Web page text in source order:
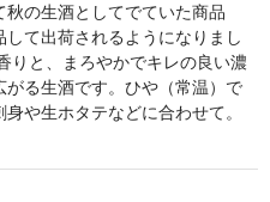
花巻市）
県横手市）
市）
秋の生酒としてでていた商品
して出荷されるようになりまし
りと、まろやかでキレの良い濃
がる生酒です。ひや（常温）で
や生ホタテなどに合わせて。